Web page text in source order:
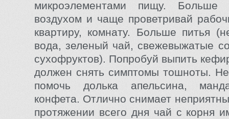
микроэлементами пищу.
воздухом и чаще проветривай
квартиру, комнату. Больше питья
вода, зеленый чай, свежевыжатые
сухофруктов). Попробуй выпить
должен снять симптомы тошноты.
помочь долька апельсина,
конфета. Отлично снимает
протяжении всего дня чай с корня